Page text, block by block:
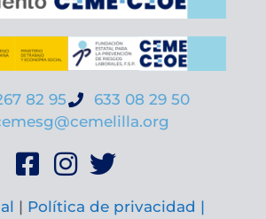
82 95
633 08 29 50
| Política de privacidad |